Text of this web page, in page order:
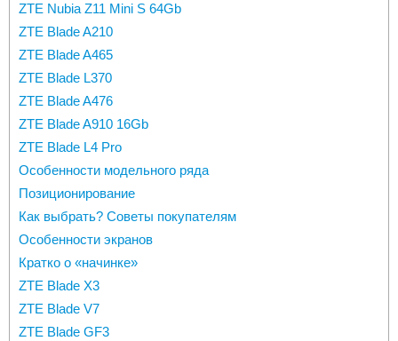
ZTE Nubia Z11 Mini S 64Gb
ZTE Blade A210
ZTE Blade A465
ZTE Blade L370
ZTE Blade A476
ZTE Blade A910 16Gb
ZTE Blade L4 Pro
Особенности модельного ряда
Позиционирование
Как выбрать? Советы покупателям
Особенности экранов
Кратко о «начинке»
ZTE Blade X3
ZTE Blade V7
ZTE Blade GF3